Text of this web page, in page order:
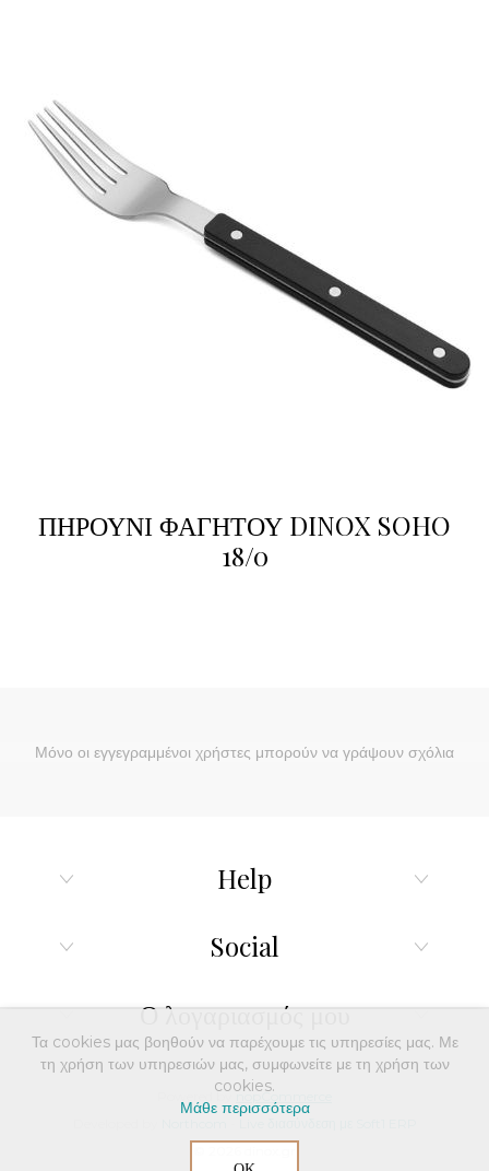
ΠΗΡΟΥΝΙ ΦΑΓΗΤΟΥ DINOX SOHO
18/0
Μόνο οι εγγεγραμμένοι χρήστες μπορούν να γράψουν σχόλια
Help
Social
Ο λογαριασμός μου
Powered by nopCommerce
Τα cookies μας βοηθούν να παρέχουμε τις υπηρεσίες μας. Με
τη χρήση των υπηρεσιών μας, συμφωνείτε με τη χρήση των
cookies.
Μάθε περισσότερα